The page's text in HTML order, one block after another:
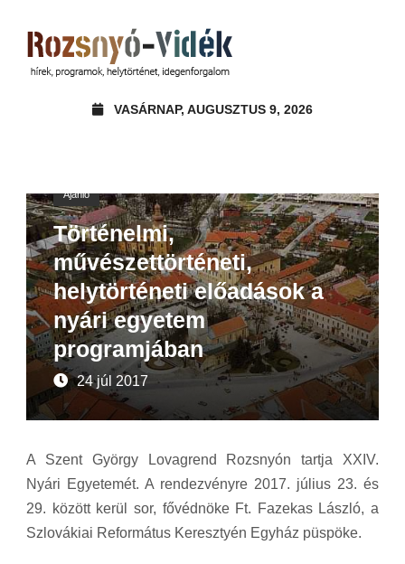
VASÁRNAP, AUGUSZTUS 9, 2026
Ajánló
Történelmi,
művészettörténeti,
helytörténeti előadások a
nyári egyetem
programjában
24 júl 2017
A Szent György Lovagrend Rozsnyón tartja XXIV.
Nyári Egyetemét. A rendezvényre 2017. július 23. és
29. között kerül sor, fővédnöke Ft. Fazekas László, a
Szlovákiai Református Keresztyén Egyház püspöke.